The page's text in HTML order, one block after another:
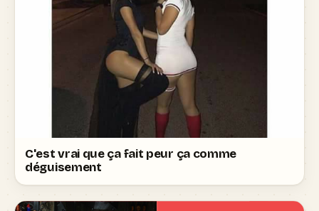
C'est vrai que ça fait peur ça comme
déguisement